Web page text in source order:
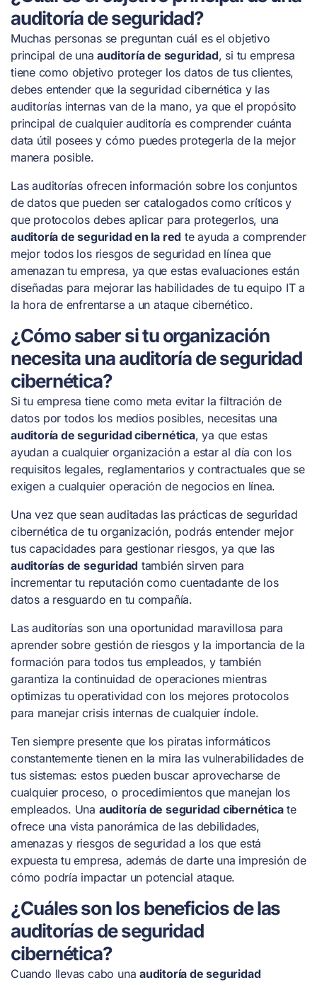
auditoría de seguridad?
Muchas personas se preguntan cuál es el objetivo
principal de unaauditoría de seguridad, si tu empresa
tiene como objetivo proteger los datos de tus clientes,
debes entender que la seguridad cibernética y las
auditorías internas van de la mano, ya que el propósito
principal de cualquier auditoría es comprender cuánta
data útil posees y cómo puedes protegerla de la mejor
manera posible.
Las auditorías ofrecen información sobre los conjuntos
de datos que pueden ser catalogados como críticos y
que protocolos debes aplicar para protegerlos, una
auditoría de seguridad en la red te ayuda a comprender
mejor todos los riesgos de seguridad en línea que
amenazan tu empresa, ya que estas evaluaciones están
diseñadas para mejorar las habilidades de tu equipo IT a
la hora de enfrentarse a un ataque cibernético.
¿Cómo saber si tu organización
necesita una auditoría de seguridad
cibernética?
Si tu empresa tiene como meta evitar la filtración de
datos por todos los medios posibles, necesitas una
auditoría de seguridad cibernética, ya que estas
ayudan a cualquier organización a estar al día con los
requisitos legales, reglamentarios y contractuales que se
exigen a cualquier operación de negocios en línea.
Una vez que sean auditadas las prácticas de seguridad
cibernética de tu organización, podrás entender mejor
tus capacidades para gestionar riesgos, ya que las
auditorías de seguridad también sirven para
incrementar tu reputación como cuentadante de los
datos a resguardo en tu compañía.
Las auditorías son una oportunidad maravillosa para
aprender sobre gestión de riesgos y la importancia de la
formación para todos tus empleados, y también
garantiza la continuidad de operaciones mientras
optimizas tu operatividad con los mejores protocolos
para manejar crisis internas de cualquier índole.
Ten siempre presente que los piratas informáticos
constantemente tienen en la mira las vulnerabilidades de
tus sistemas: estos pueden buscar aprovecharse de
cualquier proceso, o procedimientos que manejan los
empleados. Una auditoría de seguridad cibernéticate
ofrece una vista panorámica de las debilidades,
amenazas y riesgos de seguridad a los que está
expuesta tu empresa, además de darte una impresión de
cómo podría impactar un potencial ataque.
¿Cuáles son los beneficios de las
auditorías de seguridad
cibernética?
Cuando llevas cabo unaauditoría de seguridad